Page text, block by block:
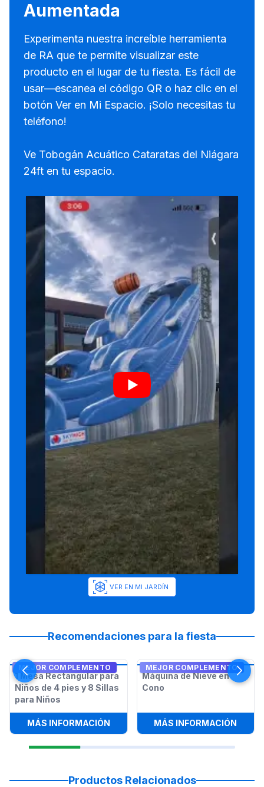
Aumentada
Experimenta nuestra increíble herramienta
de RA que te permite visualizar este
producto en el lugar de tu fiesta. Es fácil de
usar—escanea el código QR o haz clic en el
botón Ver en Mi Espacio. ¡Solo necesitas tu
teléfono!
Ve Tobogán Acuático Cataratas del Niágara
24ft en tu espacio.
VER EN MI JARDÍN
Recomendaciones para la fiesta
MEJOR COMPLEMENTO
1 Mesa Rectangular para
Niños de 4 pies y 8 Sillas
para Niños
MÁS INFORMACIÓN: 1 MESA RECTANGULAR PARA
MEJOR COMPLEMENTO
Máquina de Nieve en
Cono
MÁS INFORMACIÓN
Productos Relacionados